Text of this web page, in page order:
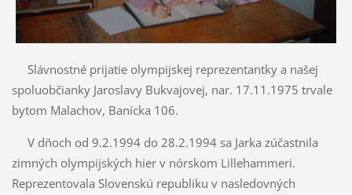
Slávnostné prijatie olympijskej reprezentantky a našej
spoluobčianky Jaroslavy Bukvajovej, nar. 17.11.1975 trvale
bytom Malachov, Banícka 106.
V dňoch od 9.2.1994 do 28.2.1994 sa Jarka zúčastnila
zimných olympijských hier v nórskom Lillehammeri.
Reprezentovala Slovenskú republiku v nasledovných